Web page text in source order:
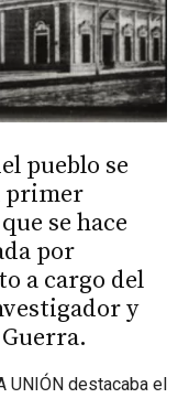
pueblo se
primer
se hace
por
a cargo del
y
UNIÓN destacaba el